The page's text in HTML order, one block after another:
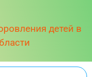
детей в